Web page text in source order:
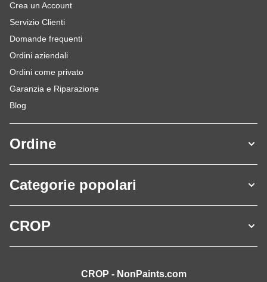
Crea un Account
Servizio Clienti
Domande frequenti
Ordini aziendali
Ordini come privato
Garanzia e Riparazione
Blog
Ordine
Categorie popolari
CROP
CROP - NonPaints.com